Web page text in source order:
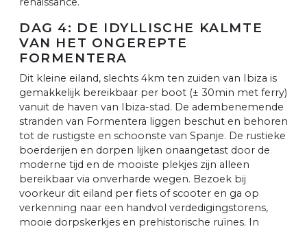
DAG 4: DE IDYLLISCHE KALMTE
VAN HET ONGEREPTE
FORMENTERA
Dit kleine eiland, slechts 4km ten zuiden van Ibiza is
gemakkelijk bereikbaar per boot (± 30min met ferry)
vanuit de haven van Ibiza-stad. De adembenemende
stranden van Formentera liggen beschut en behoren
tot de rustigste en schoonste van Spanje. De rustieke
boerderijen en dorpen lijken onaangetast door de
moderne tijd en de mooiste plekjes zijn alleen
bereikbaar via onverharde wegen. Bezoek bij
voorkeur dit eiland per fiets of scooter en ga op
verkenning naar een handvol verdedigingstorens,
mooie dorpskerkjes en prehistorische ruïnes. In